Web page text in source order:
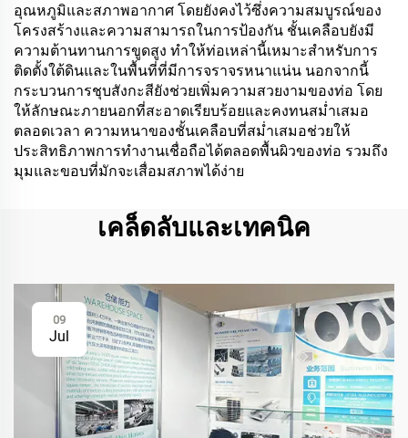
อุณหภูมิและสภาพอากาศ โดยยังคงไว้ซึ่งความสมบูรณ์ของ
โครงสร้างและความสามารถในการป้องกัน ชั้นเคลือบยังมี
ความต้านทานการขูดสูง ทำให้ท่อเหล่านี้เหมาะสำหรับการ
ติดตั้งใต้ดินและในพื้นที่ที่มีการจราจรหนาแน่น นอกจากนี้
กระบวนการชุบสังกะสียังช่วยเพิ่มความสวยงามของท่อ โดย
ให้ลักษณะภายนอกที่สะอาดเรียบร้อยและคงทนสม่ำเสมอ
ตลอดเวลา ความหนาของชั้นเคลือบที่สม่ำเสมอช่วยให้
ประสิทธิภาพการทำงานเชื่อถือได้ตลอดพื้นผิวของท่อ รวมถึง
มุมและขอบที่มักจะเสื่อมสภาพได้ง่าย
เคล็ดลับและเทคนิค
09
Jul